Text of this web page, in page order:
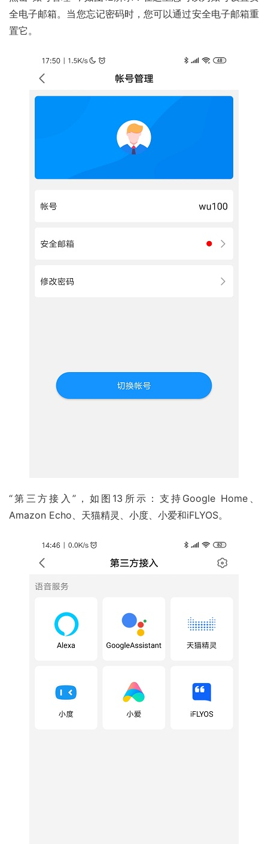
全电子邮箱。当您忘记密码时，您可以通过安全电子邮箱重
置它。
“第三方接入”，如图13所示：支持Google Home、
Amazon Echo、天猫精灵、小度、小爱和iFLYOS。